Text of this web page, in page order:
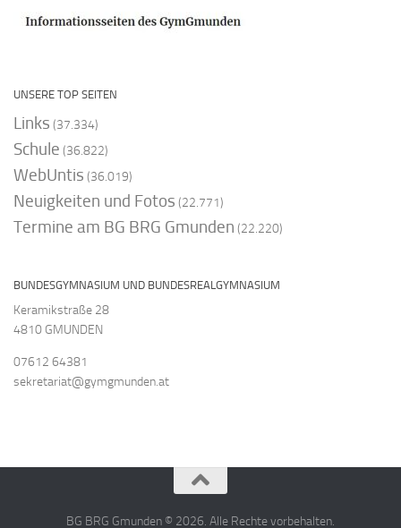
UNSERE TOP SEITEN
Links (37.334)
Schule (36.822)
WebUntis (36.019)
Neuigkeiten und Fotos (22.771)
Termine am BG BRG Gmunden (22.220)
BUNDESGYMNASIUM UND BUNDESREALGYMNASIUM
Keramikstraße 28
4810 GMUNDEN
07612 64381
sekretariat@gymgmunden.at
BG BRG Gmunden © 2026. Alle Rechte vorbehalten.